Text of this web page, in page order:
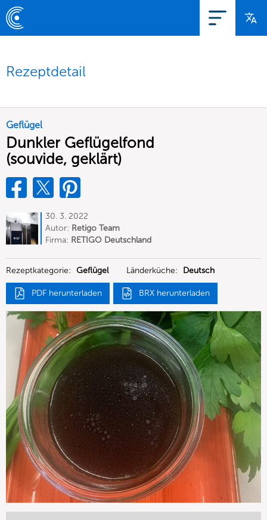
Rezeptdetail
Geflügel
Dunkler Geflügelfond
(souvide, geklärt)
30. 3. 2022
Autor: Retigo Team
Deutschland
Firma: RETIGO Deutschland
Rezeptkategorie: Geflügel Länderküche: Deutsch
PDF herunterladen BRX herunterladen